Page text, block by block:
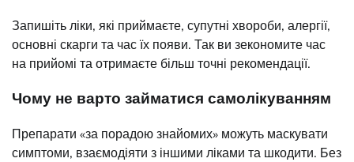
Запишіть ліки, які приймаєте, супутні хвороби, алергії,
основні скарги та час їх появи. Так ви зекономите час
на прийомі та отримаєте більш точні рекомендації.
Чому не варто займатися самолікуванням
Препарати «за порадою знайомих» можуть маскувати
симптоми, взаємодіяти з іншими ліками та шкодити. Без